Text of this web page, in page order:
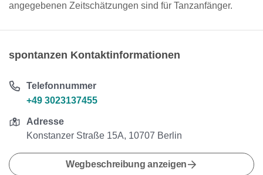
angegebenen Zeitschätzungen sind für Tanzanfänger.
spontanzen Kontaktinformationen
Telefonnummer
+49 3023137455
Adresse
Konstanzer Straße 15A, 10707 Berlin
Wegbeschreibung anzeigen